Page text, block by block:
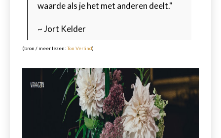
waarde als je het met anderen deelt."
~ Jort Kelder
(bron / meer lezen:Ton Verlind)